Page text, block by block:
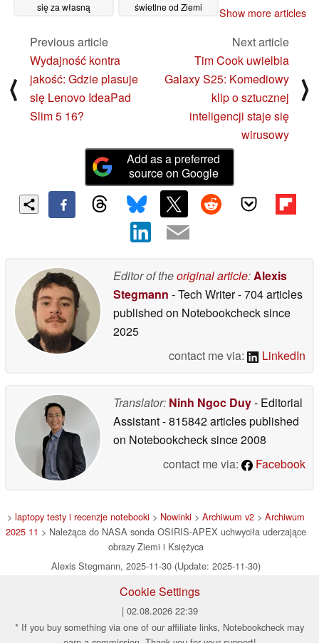
się za własną
świetlne od Ziemi
Show more articles
⟨
Previous article
Wydajność kontra
jakość: Gdzie plasuje
się Lenovo IdeaPad
Slim 5 16?
Next article
Tim Cook uwielbia
Galaxy S25: Komediowy
klip o sztucznej
inteligencji staje się
wirusowy
⟩
Add as a preferred
source on Google
Editor of theoriginal article:Alexis
Stegmann - Tech Writer- 704 articles
published on Notebookchecksince
2025
contact me via:
LinkedIn
Translator: Ninh Ngoc Duy- Editorial
Assistant- 815842 articles published
on Notebookchecksince 2008
contact me via:
Facebook
> laptopy testy i recenzje notebooki > Nowinki > Archiwum v2 > Archiwum
2025 11 > Należąca do NASA sonda OSIRIS-APEX uchwyciła uderzające
obrazy Ziemi i Księżyca
Alexis Stegmann, 2025-11-30 (Update: 2025-11-30)
Cookie Settings
| 02.08.2026 22:39
* If you buy something via one of our affiliate links, Notebookcheck may